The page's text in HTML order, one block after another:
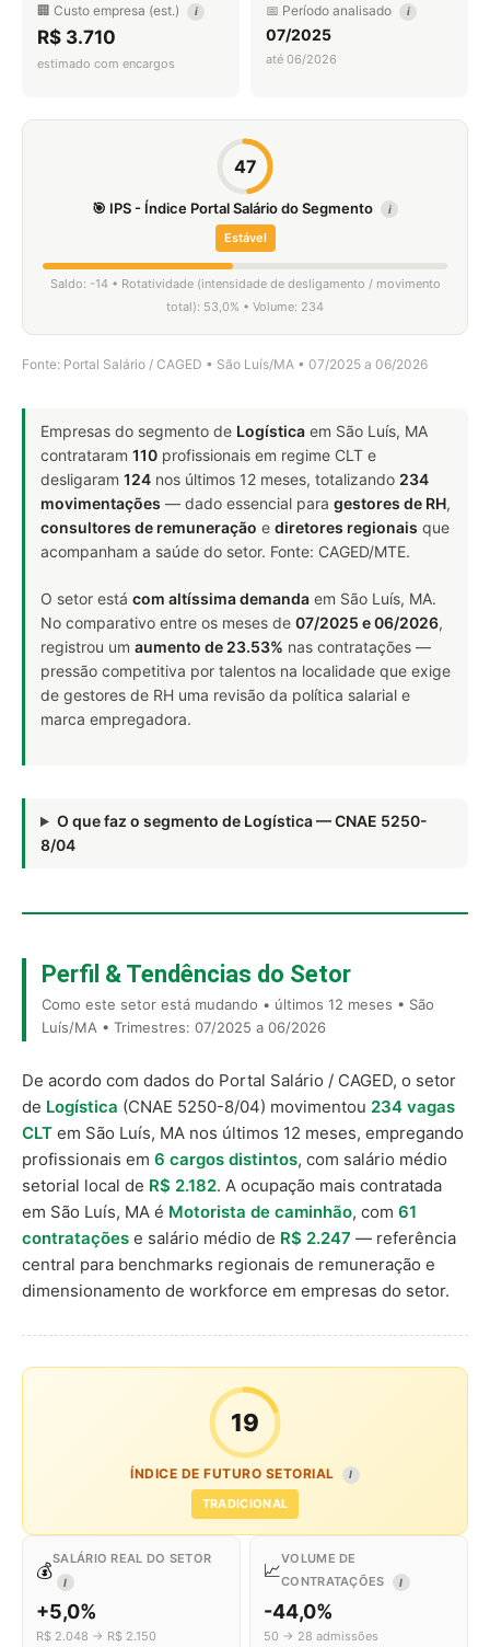
🏢 Custo empresa (est.) i
R$ 3.710
estimado com encargos
📅 Período analisado i
07/2025
até 06/2026
47
🎯 IPS - Índice Portal Salário do Segmento i
Estável
Saldo: -14 • Rotatividade (intensidade de desligamento / movimento
total): 53,0% • Volume: 234
Fonte: Portal Salário / CAGED • São Luís/MA • 07/2025 a 06/2026
Empresas do segmento de Logística em São Luís, MA
contrataram 110 profissionais em regime CLT e
desligaram 124 nos últimos 12 meses, totalizando 234
movimentações — dado essencial para gestores de RH,
consultores de remuneração e diretores regionais que
acompanham a saúde do setor. Fonte: CAGED/MTE.
O setor está com altíssima demanda em São Luís, MA.
No comparativo entre os meses de 07/2025 e 06/2026,
registrou um aumento de 23.53% nas contratações —
pressão competitiva por talentos na localidade que exige
de gestores de RH uma revisão da política salarial e
marca empregadora.
O que faz o segmento de Logística — CNAE 5250-
8/04
Perfil & Tendências do Setor
Como este setor está mudando • últimos 12 meses • São
Luís/MA • Trimestres: 07/2025 a 06/2026
De acordo com dados do Portal Salário / CAGED, o setor
de Logística (CNAE 5250-8/04) movimentou 234 vagas
CLT em São Luís, MA nos últimos 12 meses, empregando
profissionais em 6 cargos distintos, com salário médio
setorial local de R$ 2.182. A ocupação mais contratada
em São Luís, MA é Motorista de caminhão, com 61
contratações e salário médio de R$ 2.247 — referência
central para benchmarks regionais de remuneração e
dimensionamento de workforce em empresas do setor.
19
ÍNDICE DE FUTURO SETORIAL I
TRADICIONAL
💰
SALÁRIO REAL DO SETOR
I
+5,0%
R$ 2.048 → R$ 2.150
📈
VOLUME DE
CONTRATAÇÕES
I
-44,0%
50 → 28 admissões